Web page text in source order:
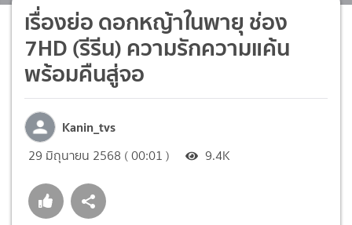
เรื่องย่อ ดอกหญ้าในพายุ ช่อง
7HD (รีรีน) ความรักความแค้น
พร้อมคืนสู่จอ
Kanin_tvs
29 มิถุนายน 2568 ( 00:01 ) 9.4K